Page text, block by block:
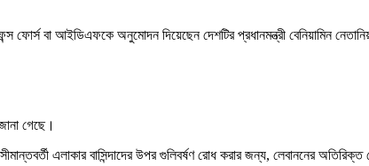
বা আইডিএফকে অনুমোদন দিয়েছেন দেশটির প্রধানমন্ত্রী বেনিয়ামিন
গেছে।
সীমান্তবর্তী এলাকার বাসিন্দাদের উপর গুলিবর্ষণ রোধ করার জন্য,